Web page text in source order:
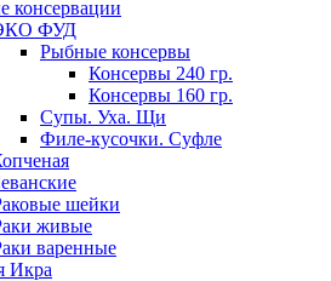
консервации
ФУД
Рыбные консервы
Консервы 240 гр.
Консервы 160 гр.
Супы. Уха. Щи
Филе-кусочки. Суфле
шейки
живые
варенные
Икра